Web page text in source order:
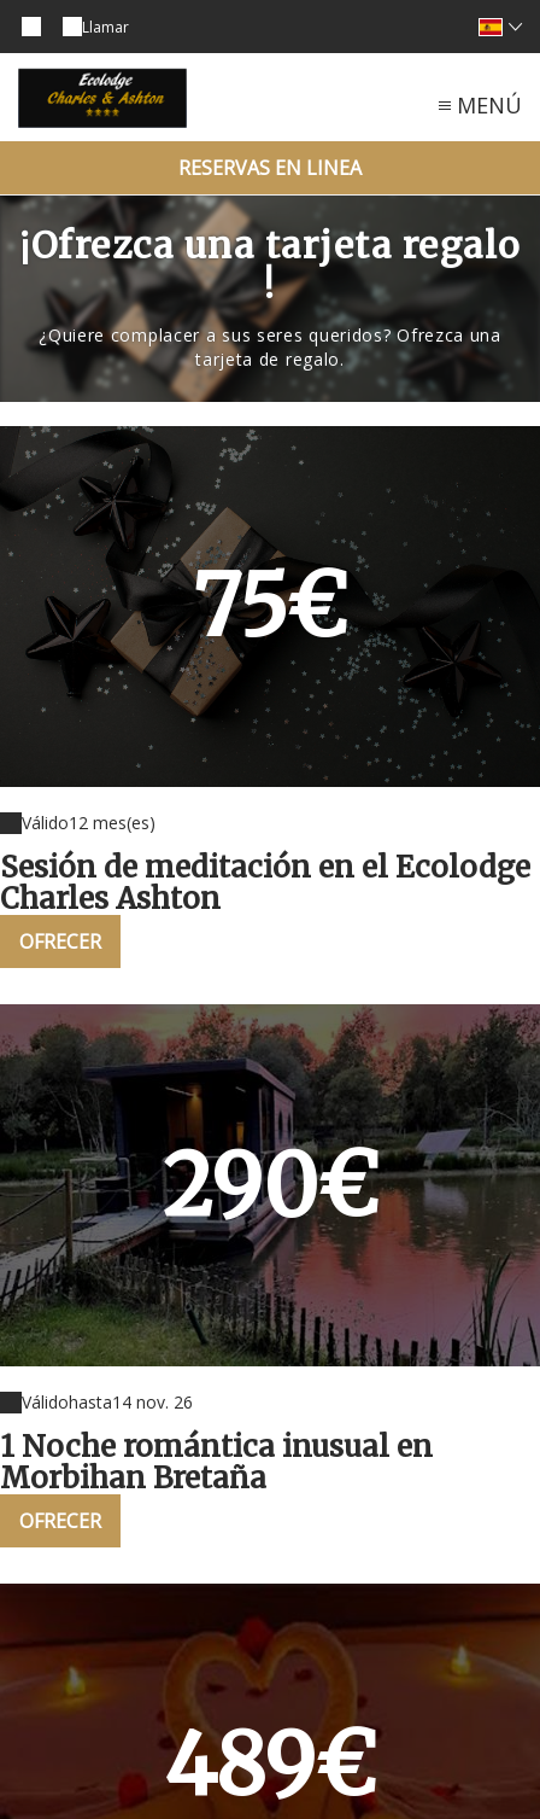
Llamar
MENÚ
RESERVAS EN LINEA
¡Ofrezca una tarjeta regalo
!
¿Quiere complacer a sus seres queridos? Ofrezca una
tarjeta de regalo.
75€
Válido12 mes(es)
Sesión de meditación en el Ecolodge
Charles Ashton
OFRECER
290€
Válidohasta14 nov. 26
1 Noche romántica inusual en
Morbihan Bretaña
OFRECER
489€